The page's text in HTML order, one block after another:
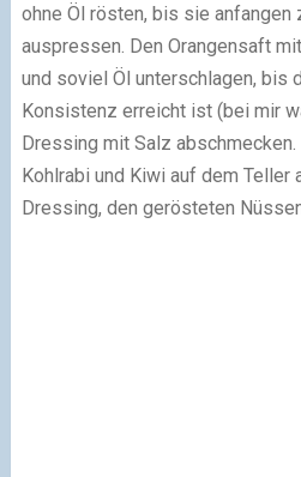
ohne Öl rösten, bis sie anfangen
auspressen. Den Orangensaft
und soviel Öl unterschlagen, bis
Konsistenz erreicht ist (bei mir
Dressing mit Salz abschmecken.
Kohlrabi und Kiwi auf dem Teller
Dressing, den gerösteten